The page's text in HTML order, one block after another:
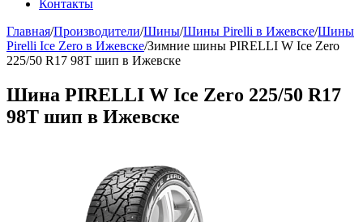
Контакты
Главная/Производители/Шины/Шины Pirelli в Ижевске/Шины
Pirelli Ice Zero в Ижевске/Зимние шины PIRELLI W Ice Zero
225/50 R17 98T шип в Ижевске
Шина PIRELLI W Ice Zero 225/50 R17
98T шип в Ижевске